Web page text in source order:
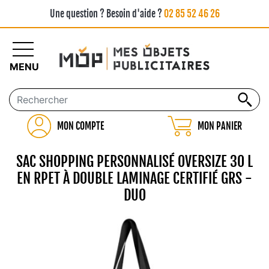
Une question ? Besoin d'aide ?02 85 52 46 26
MON COMPTE MON PANIER
MENU
SAC SHOPPING PERSONNALISÉ OVERSIZE 30 L
EN RPET À DOUBLE LAMINAGE CERTIFIÉ GRS -
DUO